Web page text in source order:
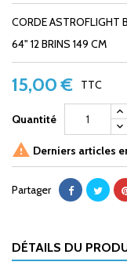
CORDE ASTROFLIGHT
64" 12 BRINS 149 CM
15,00 € TTC
Quantité
 Derniers articles
Partager
DÉTAILS DU